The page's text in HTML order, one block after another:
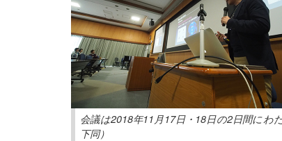
会議は2018年11月17日・18日の2日間にわ
下同）